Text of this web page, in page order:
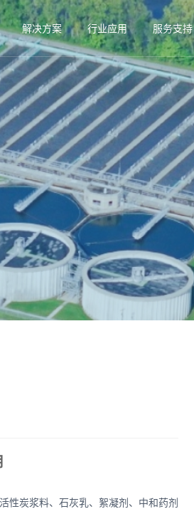
解决方案 行业应用 服务支持
性炭浆料、石灰乳、絮凝剂、中和药剂